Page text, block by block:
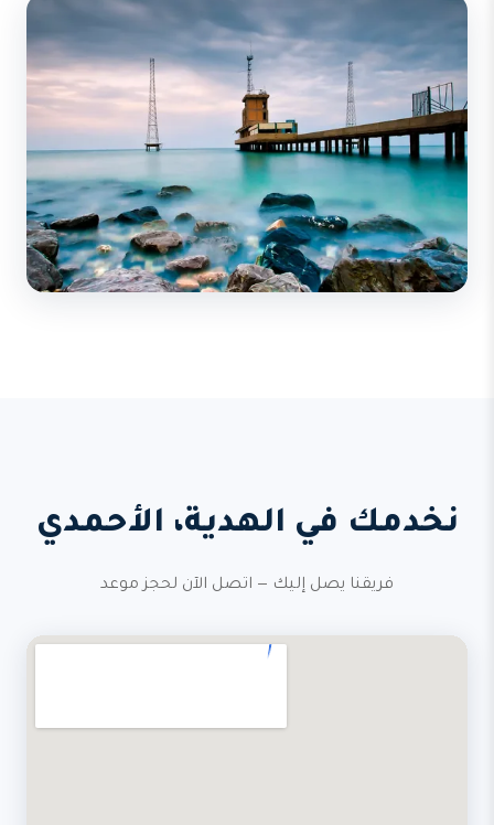
نخدمك في الهدية، الأحمدي
فريقنا يصل إليك — اتصل الآن لحجز موعد